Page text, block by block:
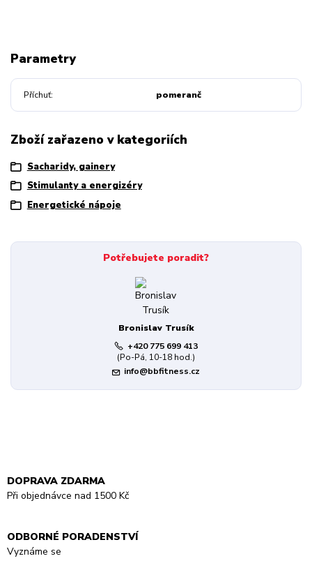
Parametry
Příchuť pomeranč
Zboží zařazeno v kategoriích
Sacharidy, gainery
Stimulanty a energizéry
Energetické nápoje
Potřebujete poradit?
Bronislav Trusík
+420 775 699 413
(Po-Pá, 10-18 hod.)
info@bbfitness.cz
DOPRAVA ZDARMA
Při objednávce nad 1500 Kč
ODBORNÉ PORADENSTVÍ
Vyznáme se